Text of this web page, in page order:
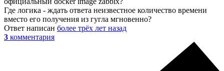
Где логика - ждать ответа неизвестное количество времени
вместо его получения из гугла мгновенно?
Ответ написан более трёх лет назад
3 комментария